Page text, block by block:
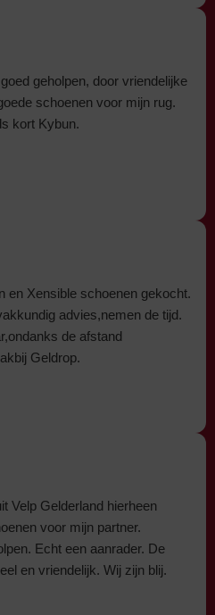
geholpen, door vriendelijke
schoenen voor mijn rug.
kort Kybun.
en Xensible schoenen gekocht.
advies,nemen de tijd.
de afstand
Geldrop.
Velp Gelderland hierheen
voor mijn partner.
Echt een aanrader. De
en vriendelijk. Wij zijn blij.